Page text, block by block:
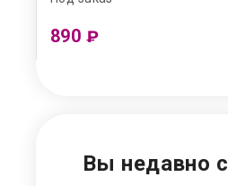
890 ₽
Вы недавно